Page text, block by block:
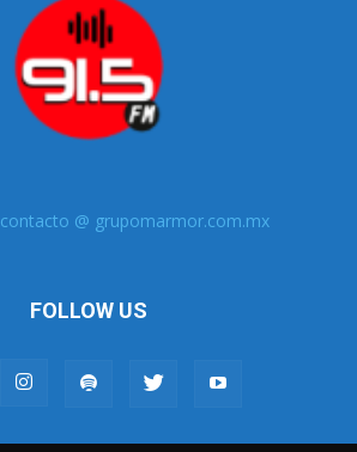
contacto @ grupomarmor.com.mx
FOLLOW US